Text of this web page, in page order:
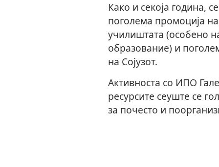
Како и секоја година,
поголема промоција
училиштата (особено
образование) и
на Сојузот.
Активноста со ИПО
ресурсите сеуште се
за почесто и